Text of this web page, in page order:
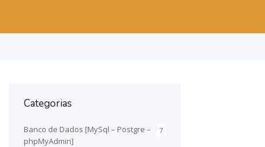
Categorias
7
Banco de Dados [MySql – Postgre –
phpMyAdmin]